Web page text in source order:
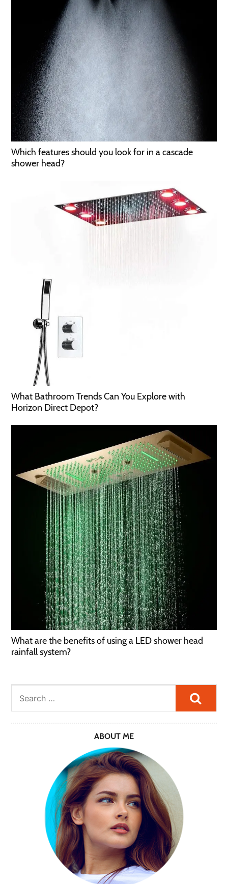
Which features should you look for in a cascade
shower head?
What Bathroom Trends Can You Explore with
Horizon Direct Depot?
What are the benefits of using a LED shower head
rainfall system?
ABOUT ME